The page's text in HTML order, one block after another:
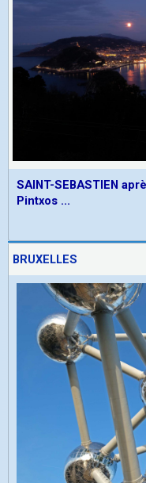
SAINT-SEBASTIEN
Pintxos ...
BRUXELLES